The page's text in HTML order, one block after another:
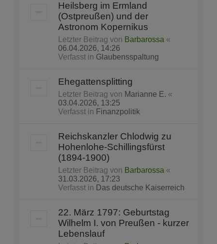
Heilsberg im Ermland
(Ostpreußen) und der
Astronom Kopernikus
Letzter Beitrag von Barbarossa «
06.04.2026, 14:26
Verfasst in Glaubensspaltung
Ehegattensplitting
Letzter Beitrag von Marianne E. «
03.04.2026, 13:25
Verfasst in Finanzpolitik
Reichskanzler Chlodwig zu
Hohenlohe-Schillingsfürst
(1894-1900)
Letzter Beitrag von Barbarossa «
31.03.2026, 17:23
Verfasst in Das deutsche Kaiserreich
22. März 1797: Geburtstag
Wilhelm I. von Preußen - kurzer
Lebenslauf